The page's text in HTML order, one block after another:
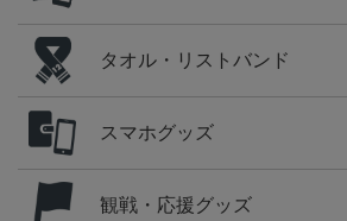
タオル・リストバンド
スマホグッズ
観戦・応援グッズ